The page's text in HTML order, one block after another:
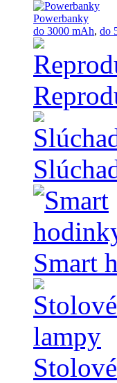
Powerbanky
do 3000 mAh, do
Smart